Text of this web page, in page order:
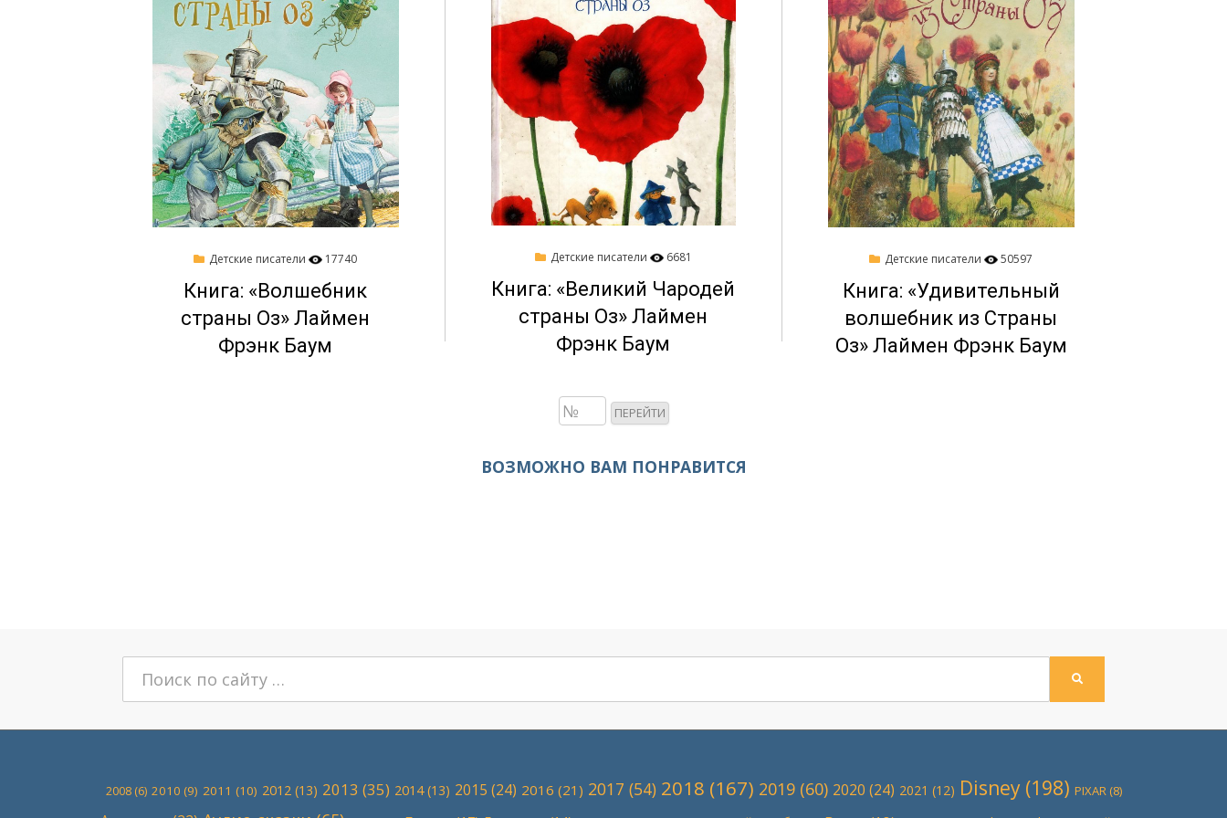
Опубликовано
31/01/2024
Детские писатели 17740
Книга: «Волшебник
страны Оз» Лаймен
Фрэнк Баум
Опубликовано
05/02/2016
Детские писатели 6681
Книга: «Великий Чародей
страны Оз» Лаймен
Фрэнк Баум
Опубликовано
10/09/2015
Детские писатели 50597
Книга: «Удивительный
волшебник из Страны
Оз» Лаймен Фрэнк Баум
ВОЗМОЖНО ВАМ ПОНРАВИТСЯ
Поиск: ПОИСК
2008(6) 2010 (9) 2011 (10) 2012(13) 2013 (35) 2014(13) 2015 (24) 2016 (21) 2017 (54) 2018 (167) 2019(60) 2020 (24) 2021 (12) Disney(198) PIXAR(8)